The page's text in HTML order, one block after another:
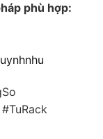
phù hợp: